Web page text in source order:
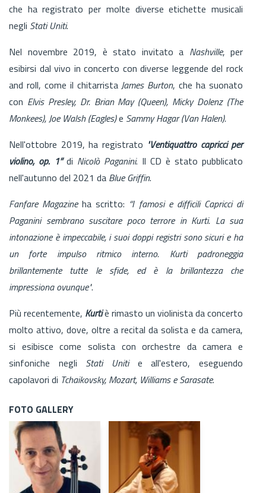
che ha registrato per molte diverse etichette musicali
negli Stati Uniti.
Nel novembre 2019, è stato invitato a Nashville, per
esibirsi dal vivo in concerto con diverse leggende del rock
and roll, come il chitarristaJames Burton, che ha suonato
con Elvis Presley, Dr. Brian May (Queen), Micky Dolenz (The
Monkees), Joe Walsh (Eagles)e Sammy Hagar (Van Halen).
Nell'ottobre 2019, ha registrato "Ventiquattro capricci per
violino, op. 1”di Nicolò Paganini. Il CD è stato pubblicato
nell'autunno del 2021 da Blue Griffin.
Fanfare Magazineha scritto: “I famosi e difficili Capricci di
Paganini sembrano suscitare poco terrore in Kurti. La sua
intonazione è impeccabile, i suoi doppi registri sono sicuri e ha
un forte impulso ritmico interno. Kurti padroneggia
brillantemente tutte le sfide, ed è la brillantezza che
impressiona ovunque".
Più recentemente, Kurtiè rimasto un violinista da concerto
molto attivo, dove, oltre a recital da solista e da camera,
si esibisce come solista con orchestre da camera e
sinfoniche negli Stati Unitie all'estero, eseguendo
capolavori di Tchaikovsky, Mozart, Williams e Sarasate.
FOTO GALLERY